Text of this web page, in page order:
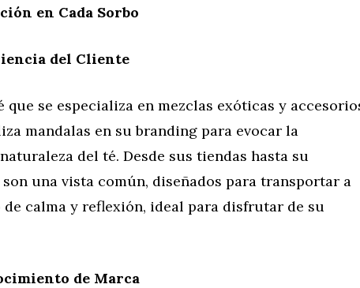
en Cada Sorbo
del Cliente
que se especializa en mezclas exóticas y
mandalas en su branding para evocar la
del té. Desde sus tiendas hasta su
una vista común, diseñados para transportar a
calma y reflexión, ideal para disfrutar de su
de Marca